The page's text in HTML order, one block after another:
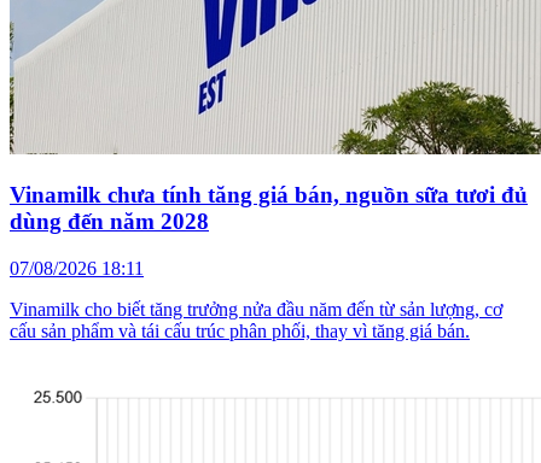
Vinamilk chưa tính tăng giá bán, nguồn sữa tươi đủ
dùng đến năm 2028
07/08/2026 18:11
Vinamilk cho biết tăng trưởng nửa đầu năm đến từ sản lượng, cơ
cấu sản phẩm và tái cấu trúc phân phối, thay vì tăng giá bán.